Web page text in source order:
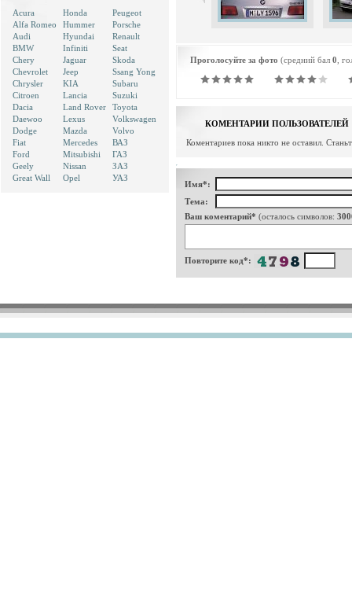
Acura
Alfa Romeo
Audi
BMW
Chery
Chevrolet
Chrysler
Citroen
Dacia
Daewoo
Dodge
Fiat
Ford
Geely
Great Wall
Honda
Hummer
Hyundai
Infiniti
Jaguar
Jeep
KIA
Lancia
Land Rover
Lexus
Mazda
Mercedes
Mitsubishi
Nissan
Opel
Peugeot
Porsche
Renault
Seat
Skoda
Ssang Yong
Subaru
Suzuki
Toyota
Volkswagen
Volvo
ВАЗ
ГАЗ
ЗАЗ
УАЗ
Проголосуйте за фото (средний бал 0 ,
КОМЕНТАРИИ ПОЛЬЗОВАТЕЛЕЙ
Коментариев пока никто не оставил.
Имя*:
Тема:
Ваш коментарий* (осталось символов:
Повторите код*: